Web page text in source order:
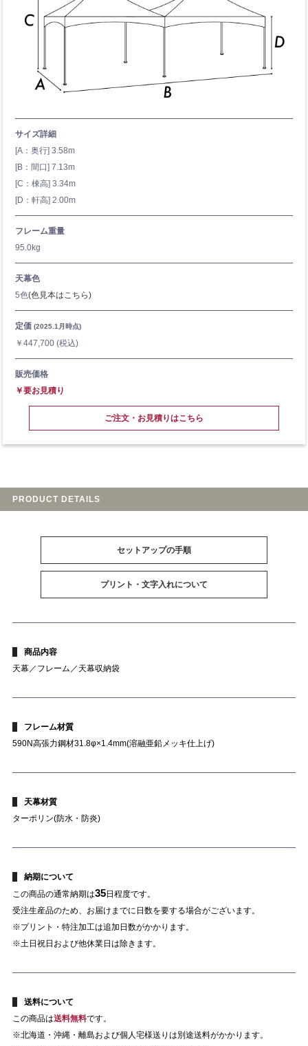
サイズ詳細
[A：奥行] 3.58m
[B：間口] 7.13m
[C：棟高] 3.34m
[D：軒高] 2.00m
フレーム重量
95.0kg
天幕色
5色(色見本はこちら)
定価(2025.1月時点)
￥447,700(税込)
販売価格
￥要お見積り
ご注文・お見積りはこちら
PRODUCT DETAILS
セットアップの手順
プリント・文字入れについて
商品内容
天幕／フレーム／天幕収納袋
フレーム材質
590N高張力鋼材31.8φ×1.4mm(溶融亜鉛メッキ仕上げ)
天幕材質
ターポリン(防水・防炎)
納期について
この商品の通常納期は35日程度です。
受注生産品のため、お届けまでに日数を要する場合がございます。
※プリント・特注加工は追加日数がかかります。
※土日祝日および他休業日は除きます。
送料について
この商品は送料無料です。
※北海道・沖縄・離島および個人宅様送りは別途送料がかかります。